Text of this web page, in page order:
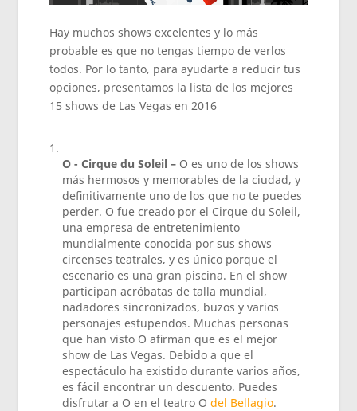
Hay muchos shows excelentes y lo más
probable es que no tengas tiempo de verlos
todos. Por lo tanto, para ayudarte a reducir tus
opciones, presentamos la lista de los mejores
15 shows de Las Vegas en 2016
O - Cirque du Soleil – O es uno de los shows
más hermosos y memorables de la ciudad, y
definitivamente uno de los que no te puedes
perder. O fue creado por el Cirque du Soleil,
una empresa de entretenimiento
mundialmente conocida por sus shows
circenses teatrales, y es único porque el
escenario es una gran piscina. En el show
participan acróbatas de talla mundial,
nadadores sincronizados, buzos y varios
personajes estupendos. Muchas personas
que han visto O afirman que es el mejor
show de Las Vegas. Debido a que el
espectáculo ha existido durante varios años,
es fácil encontrar un descuento. Puedes
disfrutar a O en el teatro Odel Bellagio.